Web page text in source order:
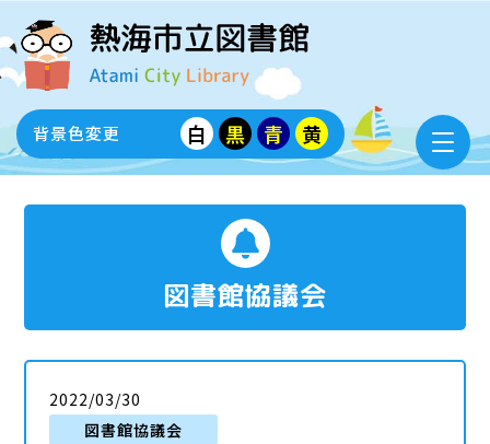
背景色変更 白 黒 青 黄
図書館協議会
2022/03/30
図書館協議会